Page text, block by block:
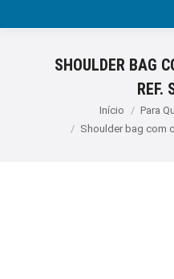
SHOULDER BAG
REF.
Início Para
Shoulder bag com